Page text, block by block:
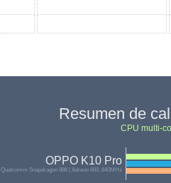
Resumen de
CPU multi-
OPPO K10 Pro
Qualcomm Snapdragon 888 | Adreno 660, 840MHz